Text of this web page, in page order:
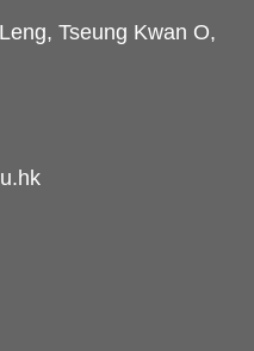
Tseung Kwan O,